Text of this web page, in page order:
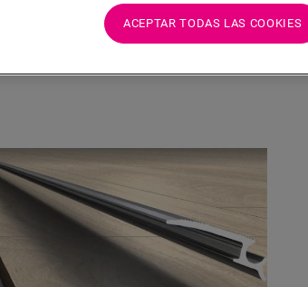
de este resistente y súper
útiles para utilizar el perfil
ACEPTAR TODAS LAS COOKIES